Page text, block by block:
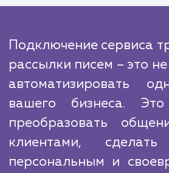
их еще более
Что касается
отличается
клиенту и
дополнительные усилия,
его потребности. Мы
вашего бизнеса и
обеспечить
использование